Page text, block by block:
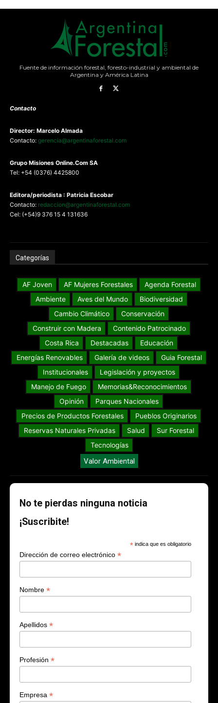
Fuente de información forestal, foresto-industrial y ambiental de
Argentina y América Latina
Contacto
Director: Marcelo Almada
Contacto: gerencia@argentinaforestal.com
Grupo Misiones Online.Com SA
Tel: +54 (0376) 4425800
Editora/periodista : Patricia Escobar
Contacto: redaccion@argentinaforestal.com
Cel: (+54)9 376 15 4 131636
Categorías
AF Joven AF Mujeres Forestales
Agenda Forestal
Ambiente
Aves del Mundo
Biodiversidad
Cambio Climático
Conservación
Construir con Madera
Contenido Patrocinado
Costa Rica
Destacadas
Educación
Energías Renovables
Galería de videos
Guia Forestal
Institucionales
Legislación y proyectos
Manejo de Fuego
Memorias&Reconocimientos
Opinión
Parques Nacionales
Precios de Productos Forestales
Pueblos Originarios
Reservas Naturales Privadas
Salud
Sur Forestal
Tecnologías
Valor Ambiental
No te pierdas ninguna noticia
¡Suscribite!
* indica que es obligatorio
Dirección de correo electrónico *
Nombre *
Apellidos *
Profesión *
Empresa *